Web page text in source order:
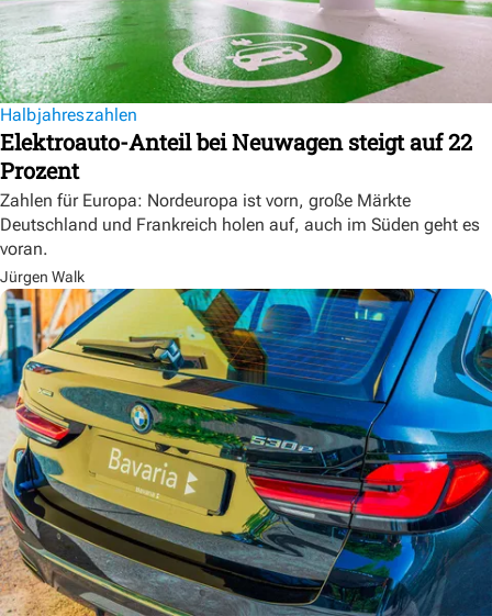
Halbjahreszahlen
Elektroauto-Anteil bei Neuwagen steigt auf 22
Prozent
Zahlen für Europa: Nordeuropa ist vorn, große Märkte
Deutschland und Frankreich holen auf, auch im Süden geht es
voran.
Jürgen Walk